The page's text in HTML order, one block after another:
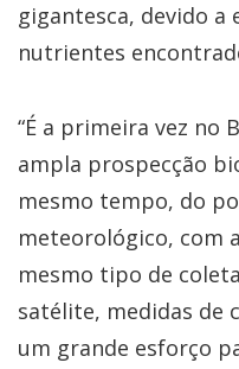
gigantesca, devido a
nutrientes
“É a primeira vez no
ampla prospecção
mesmo tempo, do
meteorológico, com
mesmo tipo de
satélite, medidas de
um grande esforço